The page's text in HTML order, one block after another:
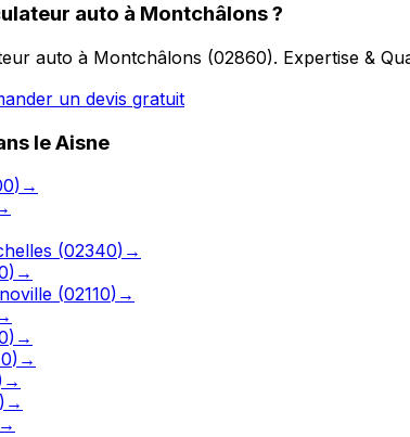
auto à Montchâlons?
auto à Montchâlons (02860). Expertise &
un devis gratuit
leAisne
) →
(02340) →
) →
(02110) →
) →
) →
→
) →
→